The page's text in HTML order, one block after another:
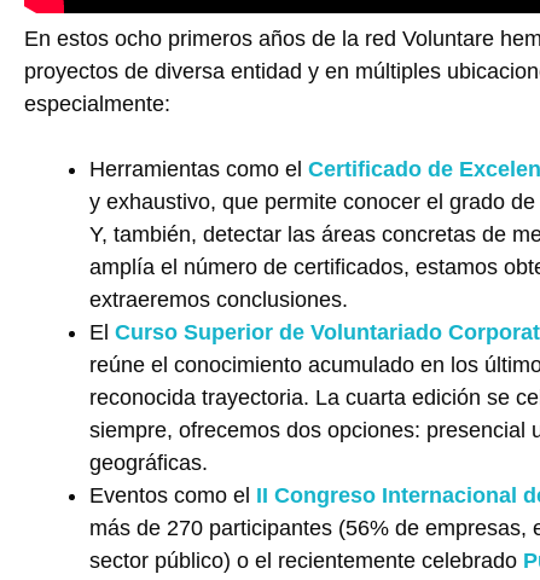
En estos ocho primeros años de la red Voluntare
proyectos de diversa entidad y en múltiples
especialmente:
Herramientas como el Certificado de
y exhaustivo, que permite conocer el grado
Y, también, detectar las áreas concretas de
amplía el número de certificados, estamos
extraeremos conclusiones.
El Curso Superior de Voluntariado
reúne el conocimiento acumulado en los
reconocida trayectoria. La cuarta edición se
siempre, ofrecemos dos opciones: presencial
geográficas.
Eventos como el II Congreso Internacional
más de 270 participantes (56% de empresas,
sector público) o el recientemente celebrado